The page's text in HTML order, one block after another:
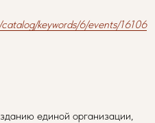
catalog/keywords/6/events/16106
единой организации,